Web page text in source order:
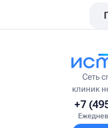
Висцеральный
Врач интегративной
Врач первичногоСеть
клиник
+7